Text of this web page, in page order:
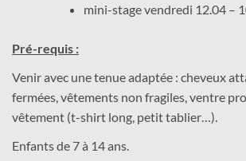
mini-stage vendredi 12.04 –
Pré-requis :
Venir avec une tenue adaptée : cheveux
fermées, vêtements non fragiles, ventre
vêtement (t-shirt long, petit tablier…).
Enfants de 7 à 14 ans.